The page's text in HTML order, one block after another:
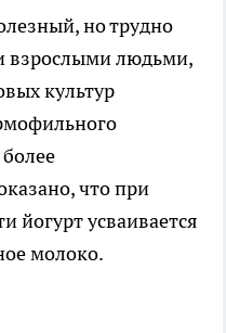
но трудно
взрослыми людьми,
культур
что при
йогурт усваивается
молоко.